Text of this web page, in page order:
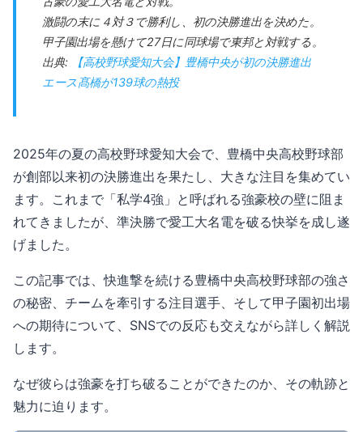
激闘の末に４対３で勝利し、初の決勝進出を決めた。
甲子園出場を懸けて27日に同球場で東邦と対戦する。
出典:
【高校野球愛知大会】豊橋中央が初の決勝進出
エース髙橋が139球の熱投
2025年の夏の高校野球愛知大会で、豊橋中央高校野球部
が創部以来初の決勝進出を果たし、大きな注目を集めてい
ます。これまで「私学4強」と呼ばれる強豪校の壁に阻ま
れてきましたが、準決勝で愛工大名電を破る快挙を成し遂
げました。
この記事では、快進撃を続ける豊橋中央高校野球部の強さ
の秘密、チームを牽引する注目選手、そして甲子園初出場
への期待について、SNSでの反応も交えながら詳しく解説
します。
なぜ彼らは強豪を打ち破ることができたのか、その軌跡と
魅力に迫ります。